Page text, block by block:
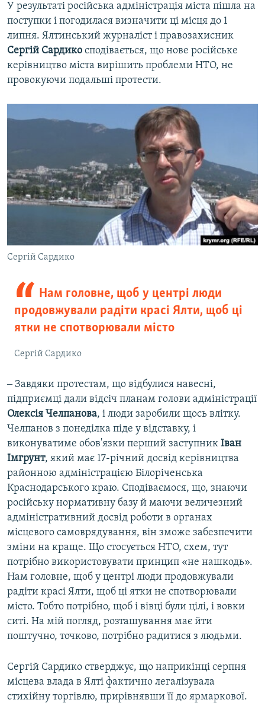
У результаті російська адміністрація міста пішла на
поступки і погодилася визначити ці місця до 1
липня. Ялтинський журналіст і правозахисник
Сергій Сардико сподівається, що нове російське
керівництво міста вирішить проблеми НТО, не
провокуючи подальші протести.
Сергій Сардико
Нам головне, щоб у центрі люди
продовжували радіти красі Ялти, щоб ці
ятки не спотворювали місто
Сергій Сардико
‒ Завдяки протестам, що відбулися навесні,
підприємці дали відсіч планам голови адміністрації
Олексія Челпанова, і люди заробили щось влітку.
Челпанов з понеділка піде у відставку, і
виконуватиме обов'язки перший заступник Іван
Імгрунт, який має 17-річний досвід керівництва
районною адміністрацією Білоріченська
Краснодарського краю. Сподіваємося, що, знаючи
російську нормативну базу й маючи величезний
адміністративний досвід роботи в органах
місцевого самоврядування, він зможе забезпечити
зміни на краще. Що стосується НТО, схем, тут
потрібно використовувати принцип «не нашкодь».
Нам головне, щоб у центрі люди продовжували
радіти красі Ялти, щоб ці ятки не спотворювали
місто. Тобто потрібно, щоб і вівці були цілі, і вовки
ситі. На мій погляд, розташування має йти
поштучно, точково, потрібно радитися з людьми.
Сергій Сардико стверджує, що наприкінці серпня
місцева влада в Ялті фактично легалізувала
стихійну торгівлю, прирівнявши її до ярмаркової.